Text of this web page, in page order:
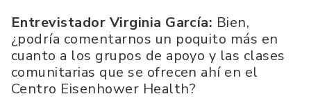
Entrevistador Virginia García: Bien,
¿podría comentarnos un poquito más en
cuanto a los grupos de apoyo y las clases
comunitarias que se ofrecen ahí en el
Centro Eisenhower Health?